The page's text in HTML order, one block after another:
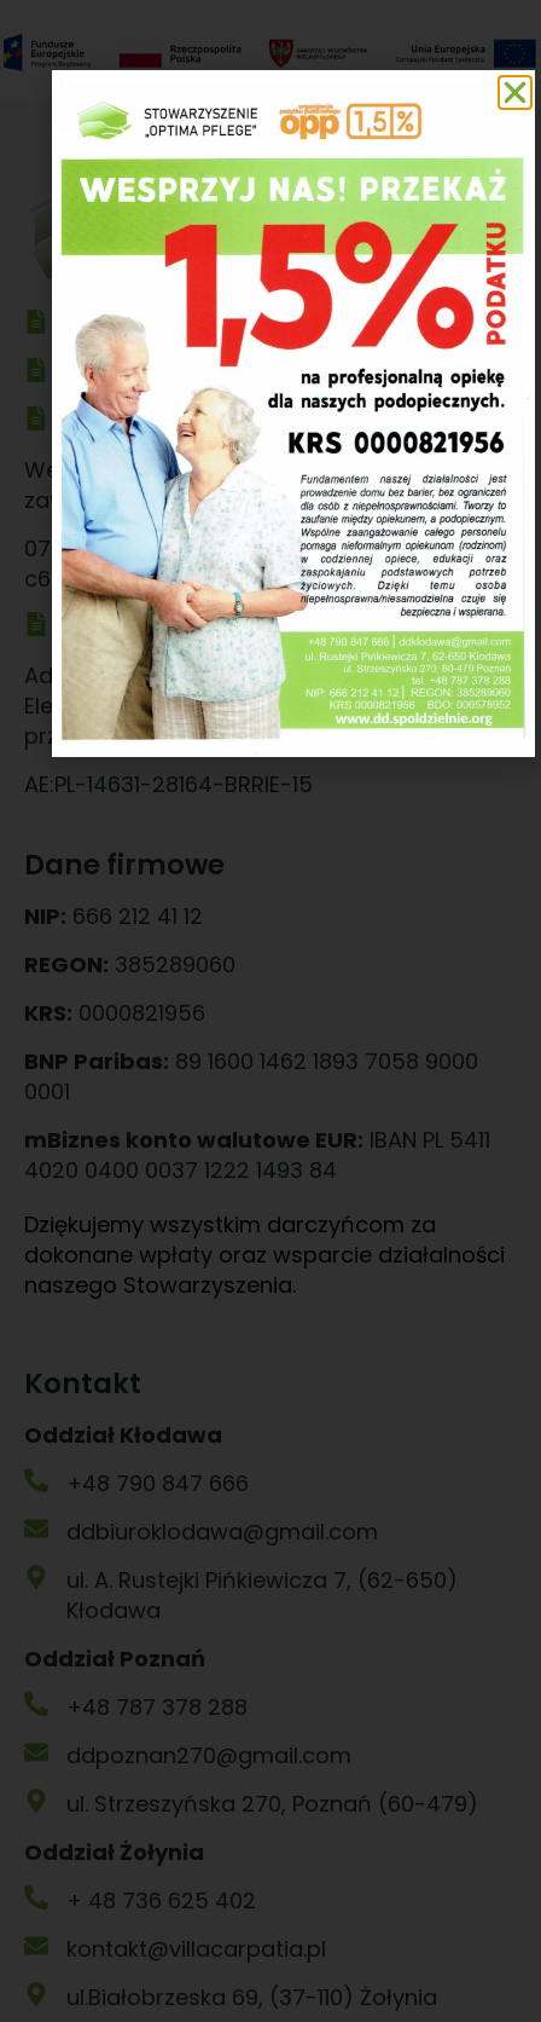
Polityka prywatności
Klauzula informacyjna Stowarzyszenia
Adres Autenti
Wewnętrzny adres Autenti e-Doręczenia,
zawsze generowany i przypisany do skrzynki.
070596ca-40dd-467b-8e45-
c6b59c2abed9@ed.autenti.com
Adres BAE
Adres generowany z Bazy Adresów
Elektronicznych na żądanie użytkownika i
przypisany do skrzynki.
AE:PL-14631-28164-BRRIE-15
Dane firmowe
NIP: 666 212 41 12
REGON: 385289060
KRS: 0000821956
BNP Paribas: 89 1600 1462 1893 7058 9000
0001
mBiznes konto walutowe EUR: IBAN PL 5411
4020 0400 0037 1222 1493 84
Dziękujemy wszystkim darczyńcom za
dokonane wpłaty oraz wsparcie działalności
naszego Stowarzyszenia.
Kontakt
Oddział Kłodawa
+48 790 847 666
ddbiuroklodawa@gmail.com
ul. A. Rustejki Pińkiewicza 7, (62-650)
Kłodawa
Oddział Poznań
+48 787 378 288
ddpoznan270@gmail.com
ul. Strzeszyńska 270, Poznań (60-479)
Oddział Żołynia
+ 48 736 625 402
kontakt@villacarpatia.pl
ul.Białobrzeska 69, (37-110) Żołynia